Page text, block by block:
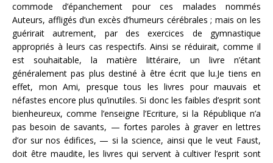
commode d’épanchement pour ces malades nommés
Auteurs, affligés d’un excès d’humeurs cérébrales ; mais on les
guérirait autrement, par des exercices de gymnastique
appropriés à leurs cas respectifs. Ainsi se réduirait, comme il
est souhaitable, la matière littéraire, un livre n’étant
généralement pas plus destiné à être écrit que lu.Je tiens en
effet, mon Ami, presque tous les livres pour mauvais et
néfastes encore plus qu’inutiles. Si donc les faibles d’esprit sont
bienheureux, comme l’enseigne l’Ecriture, si la République n’a
pas besoin de savants, — fortes paroles à graver en lettres
d’or sur nos édifices, — si la science, ainsi que le veut Faust,
doit être maudite, les livres qui servent à cultiver l’esprit sont